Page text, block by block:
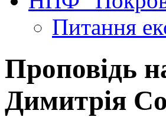
Питання
Проповідь
Димитрія